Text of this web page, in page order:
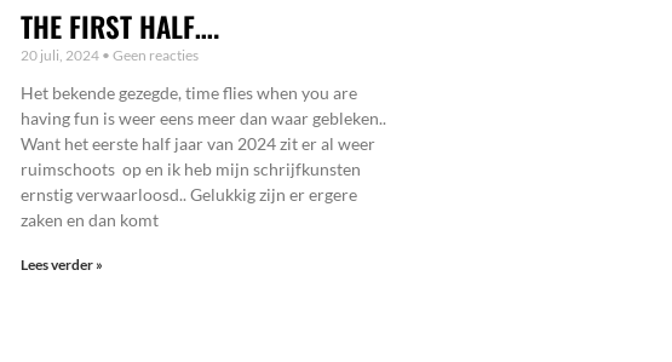
THE FIRST HALF….
20 juli, 2024 Geen reacties
Het bekende gezegde, time flies when you are
having fun is weer eens meer dan waar gebleken..
Want het eerste half jaar van 2024 zit er al weer
ruimschoots op en ik heb mijn schrijfkunsten
ernstig verwaarloosd.. Gelukkig zijn er ergere
zaken en dan komt
Lees verder »